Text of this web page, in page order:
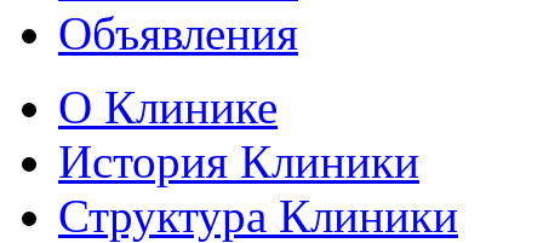
Объявления
О Клинике
История Клиники
Структура Клиники